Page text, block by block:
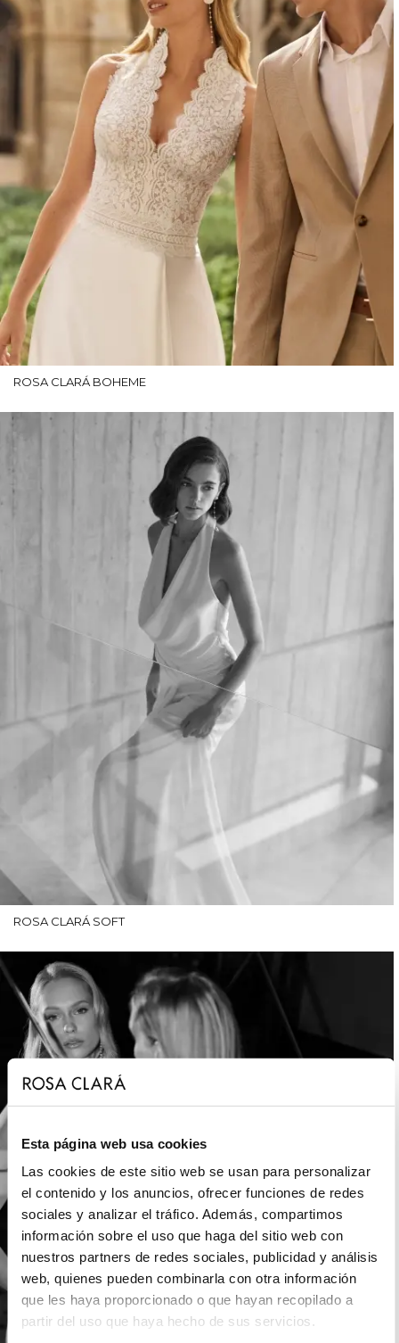
Esta página web usa cookies
Las cookies de este sitio web se usan para personalizar
el contenido y los anuncios, ofrecer funciones de redes
sociales y analizar el tráfico. Además, compartimos
información sobre el uso que haga del sitio web con
nuestros partners de redes sociales, publicidad y análisis
web, quienes pueden combinarla con otra información
que les haya proporcionado o que hayan recopilado a
partir del uso que haya hecho de sus servicios.
ROSA CLARÁ BOHEME
ROSA CLARÁ SOFT